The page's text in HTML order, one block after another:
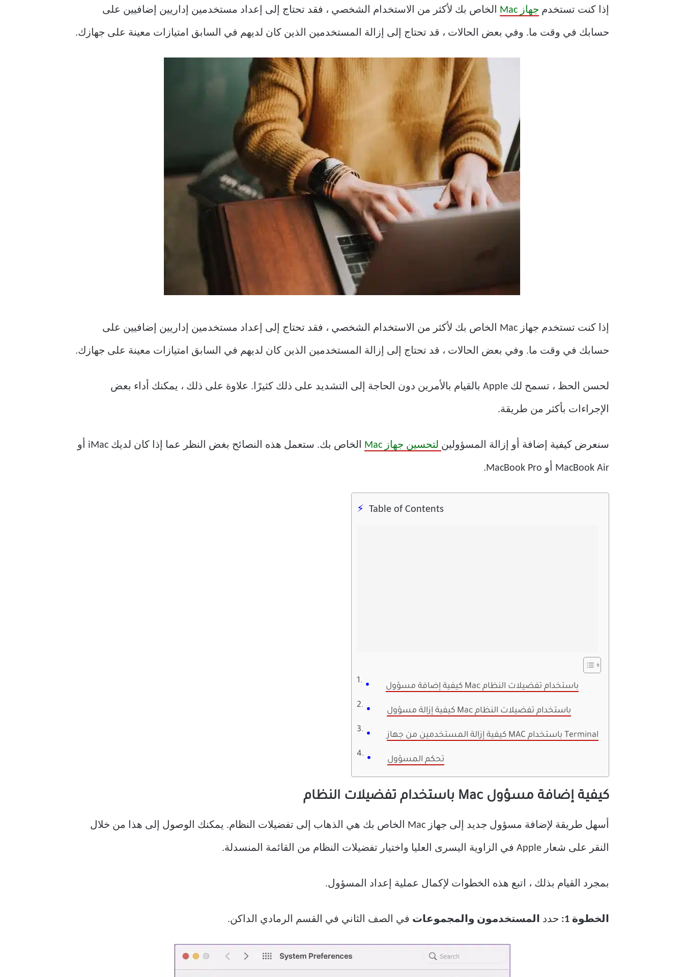
إذا كنت تستخدم جهاز Mac الخاص بك لأكثر من الاستخدام الشخصي ، فقد تحتاج إلى إعداد مستخدمين إداريين إضافيين على
حسابك في وقت ما. وفي بعض الحالات ، قد تحتاج إلى إزالة المستخدمين الذين كان لديهم في السابق امتيازات معينة على جهازك.
إذا كنت تستخدم جهاز Mac الخاص بك لأكثر من الاستخدام الشخصي ، فقد تحتاج إلى إعداد مستخدمين إداريين إضافيين على
حسابك في وقت ما. وفي بعض الحالات ، قد تحتاج إلى إزالة المستخدمين الذين كان لديهم في السابق امتيازات معينة على جهازك.
لحسن الحظ ، تسمح لك Apple بالقيام بالأمرين دون الحاجة إلى التشديد على ذلك كثيرًا. علاوة على ذلك ، يمكنك أداء بعض
الإجراءات بأكثر من طريقة.
سنعرض كيفية إضافة أو إزالة المسؤولين لتحسين جهاز Mac الخاص بك. ستعمل هذه النصائح بغض النظر عما إذا كان لديك iMac أو
MacBook Air أو MacBook Pro.
Table of Contents
كيفية إضافة مسؤول Mac باستخدام تفضيلات النظام
كيفية إزالة مسؤول Mac باستخدام تفضيلات النظام
كيفية إزالة المستخدمين من جهاز MAC باستخدام Terminal
تحكم المسؤول
كيفية إضافة مسؤول Mac باستخدام تفضيلات النظام
أسهل طريقة لإضافة مسؤول جديد إلى جهاز Mac الخاص بك هي الذهاب إلى تفضيلات النظام. يمكنك الوصول إلى هذا من خلال
النقر على شعار Apple في الزاوية اليسرى العليا واختيار تفضيلات النظام من القائمة المنسدلة.
بمجرد القيام بذلك ، اتبع هذه الخطوات لإكمال عملية إعداد المسؤول.
الخطوة 1: حدد المستخدمون والمجموعات في الصف الثاني في القسم الرمادي الداكن.